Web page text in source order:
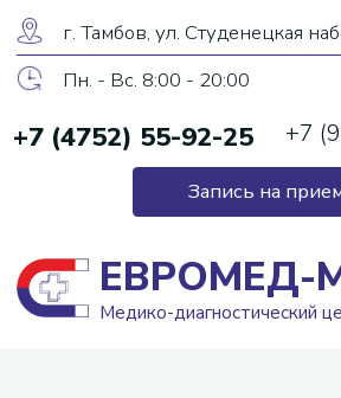
ЕВРОМЕД-МРТ
Медико-диагностический центр
Пн. - Вс. 8:00 - 20:00
г. Тамбов, ул. Студенецкая набережная, д. 59/1
Запись на прием
+7 (4752) 55-92-25
ЕВРОМЕД-МРТ
Медико-диагностический центр
Запись на прием